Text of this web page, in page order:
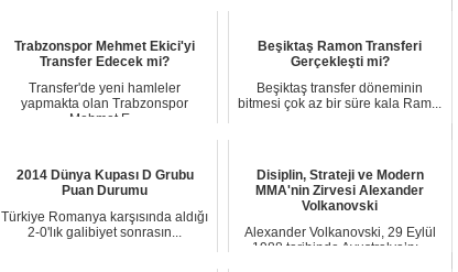
Trabzonspor Mehmet Ekici'yi
Transfer Edecek mi?
Transfer'de yeni hamleler
yapmakta olan Trabzonspor
Mehmet E...
Beşiktaş Ramon Transferi
Gerçekleşti mi?
Beşiktaş transfer döneminin
bitmesi çok az bir süre kala Ram...
2014 Dünya Kupası D Grubu
Puan Durumu
Türkiye Romanya karşısında aldığı
2-0'lık galibiyet sonrasın...
Disiplin, Strateji ve Modern
MMA'nin Zirvesi Alexander
Volkanovski
Alexander Volkanovski, 29 Eylül
1988 tarihinde Avustralya’nı...